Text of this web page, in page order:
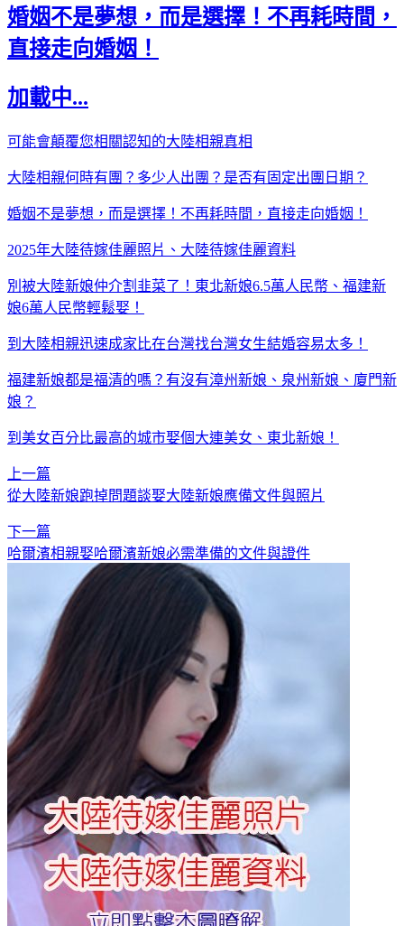
婚姻不是夢想，而是選擇！不再耗時間，
直接走向婚姻！
加載中...
可能會顛覆您相關認知的大陸相親真相
大陸相親何時有團？多少人出團？是否有固定出團日期？
婚姻不是夢想，而是選擇！不再耗時間，直接走向婚姻！
2025年大陸待嫁佳麗照片、大陸待嫁佳麗資料
別被大陸新娘仲介割韭菜了！東北新娘6.5萬人民幣、福建新
娘6萬人民幣輕鬆娶！
到大陸相親迅速成家比在台灣找台灣女生結婚容易太多！
福建新娘都是福清的嗎？有沒有漳州新娘、泉州新娘、廈門新
娘？
到美女百分比最高的城市娶個大連美女、東北新娘！
上一篇
從大陸新娘跑掉問題談娶大陸新娘應備文件與照片
下一篇
哈爾濱相親娶哈爾濱新娘必需準備的文件與證件